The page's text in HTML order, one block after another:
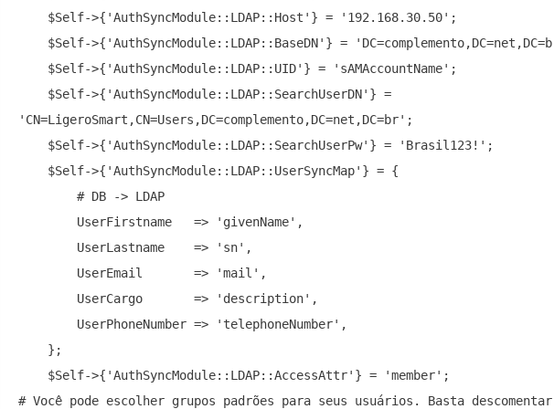
$Self->{'AuthSyncModule::LDAP::Host'} = '192.168.30.50';
$Self->{'AuthSyncModule::LDAP::BaseDN'} =
$Self->{'AuthSyncModule::LDAP::UID'} = 'sAMAccountName';
$Self->{'AuthSyncModule::LDAP::SearchUserDN'} =
'CN=LigeroSmart,CN=Users,DC=complemento,DC=net,DC=br';
$Self->{'AuthSyncModule::LDAP::SearchUserPw'} = 'Brasil123!';
$Self->{'AuthSyncModule::LDAP::UserSyncMap'} = {
# DB -> LDAP
UserFirstname   => 'givenName',
UserLastname    => 'sn',
UserEmail       => 'mail',
UserCargo       => 'description',
UserPhoneNumber => 'telephoneNumber',
};
$Self->{'AuthSyncModule::LDAP::AccessAttr'} = 'member';
# Você pode escolher grupos padrões para seus usuários. Basta